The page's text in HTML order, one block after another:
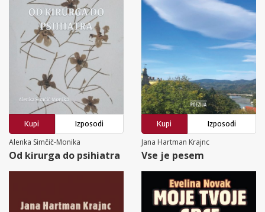
Kupi
Izposodi
Alenka Simčič-Monika
Od kirurga do psihiatra
Kupi
Izposodi
Jana Hartman Krajnc
Vse je pesem